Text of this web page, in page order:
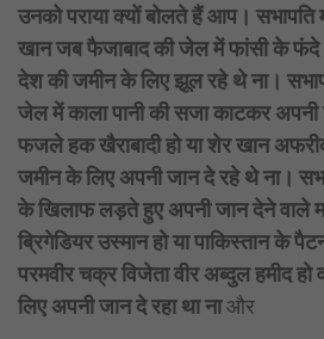
उनको पराया क्यों बोलते हैं आप।
खान जब फैजाबाद की जेल में फांसी के फंदे
देश की जमीन के लिए झूल रहे थे ना।
जेल में काला पानी की सजा काटकर अपनी
फजले हक खैराबादी हो या शेर खान
जमीन के लिए अपनी जान दे रहे थे ना।
के खिलाफ लड़ते हुए अपनी जान देने वाले
ब्रिगेडियर उस्मान हो या पाकिस्तान के
परमवीर चक्र विजेता वीर अब्दुल हमीद हो
लिए अपनी जान दे रहा था नाऔर